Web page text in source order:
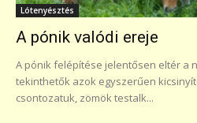
Lótenyésztés
A pónik valódi ereje
A pónik felépítése jelentősen eltér a
tekinthetők azok egyszerűen
csontozatuk, zömök testalk...